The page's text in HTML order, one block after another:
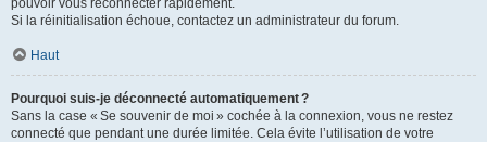
pouvoir vous reconnecter rapidement.
Si la réinitialisation échoue, contactez un administrateur du forum.
Haut
Pourquoi suis-je déconnecté automatiquement ?
Sans la case « Se souvenir de moi » cochée à la connexion, vous ne restez
connecté que pendant une durée limitée. Cela évite l’utilisation de votre